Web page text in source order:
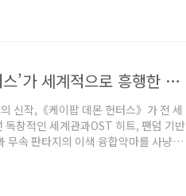
넷플릭스 애니메이션 ‘케이팝 데몬 헌터스’가 세계적으로 흥행한 이유
신작,《케이팝 데몬 헌터스》가 전 세
창적인 세계관과OST 히트, 팬덤 기반
무속 판타지의 이색 융합악마를 사냥하
받았습니다. 걸그룹이 주인공인 악마